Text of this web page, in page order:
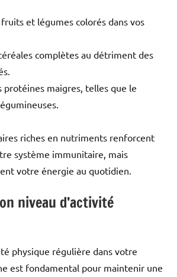
et légumes colorés dans vos
complètes au détriment des
protéines maigres, telles que le
riches en nutriments renforcent
système immunitaire, mais
votre énergie au quotidien.
niveau d’activité
physique régulière dans votre
est fondamental pour maintenir une